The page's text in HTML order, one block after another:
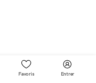
Favoris Entrer